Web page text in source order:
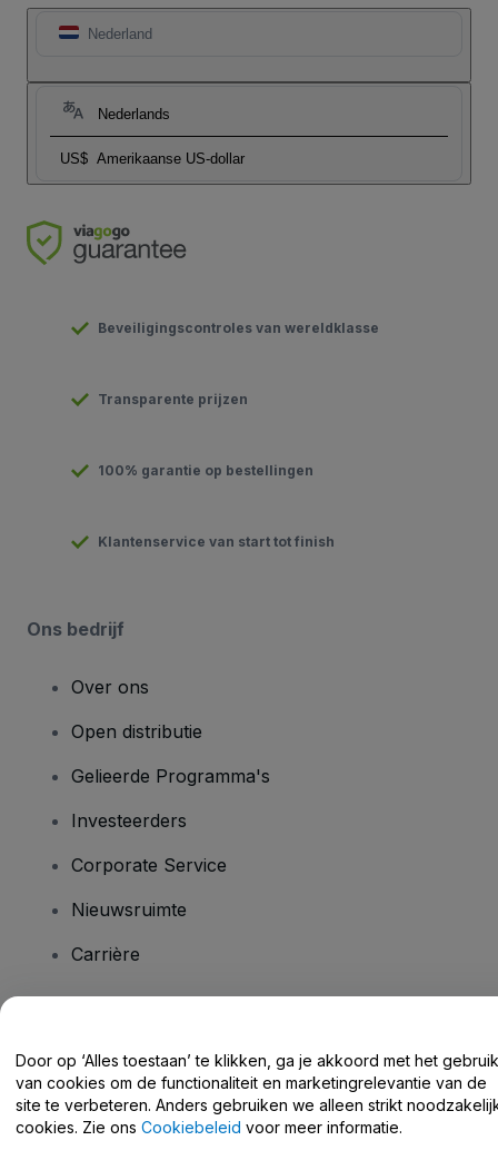
Nederland
Nederlands
US$ Amerikaanse US-dollar
Beveiligingscontroles van wereldklasse
Transparente prijzen
100% garantie op bestellingen
Klantenservice van start tot finish
Ons bedrijf
Over ons
Open distributie
Gelieerde Programma's
Investeerders
Corporate Service
Nieuwsruimte
Carrière
Helpcentrum / Neem Contact Met Ons Op
Door op ‘Alles toestaan’ te klikken, ga je akkoord met het gebruik
van cookies om de functionaliteit en marketingrelevantie van de
site te verbeteren. Anders gebruiken we alleen strikt
cookies. Zie ons Cookiebeleid voor meer informatie.